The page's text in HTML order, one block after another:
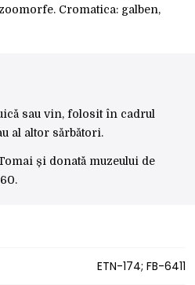
Cromatica: galben,
sau vin, folosit în cadrul
al altor sărbători.
și donată muzeului de
ETN-174; FB-6411